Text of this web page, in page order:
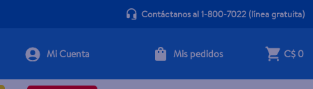
Contáctanos al 1-800-7022(línea gratuita)
Mis pedidos C$ 0
+ Agregar